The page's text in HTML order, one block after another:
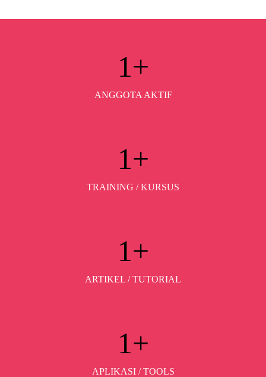
1+
ANGGOTA AKTIF
1+
TRAINING / KURSUS
1+
ARTIKEL / TUTORIAL
1+
APLIKASI / TOOLS